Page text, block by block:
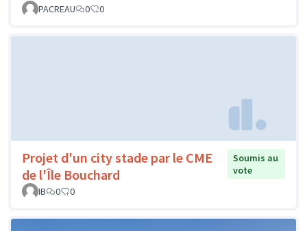
PACREAU 0 0
Projet d'un city stade par le CME
de l'Île Bouchard
Soumis au
vote
IB
0 0